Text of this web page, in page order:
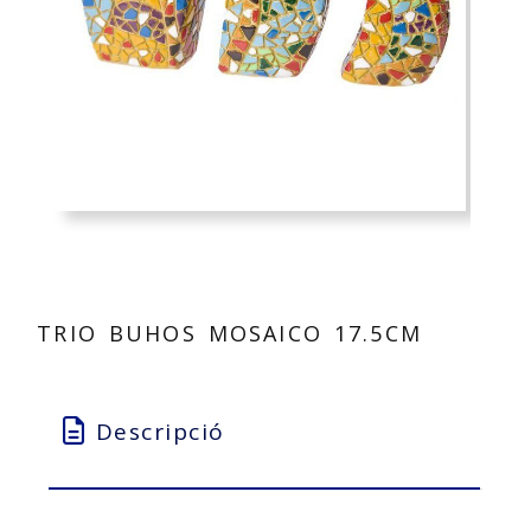
TRIO BUHOS MOSAICO 17.5CM
Descripció